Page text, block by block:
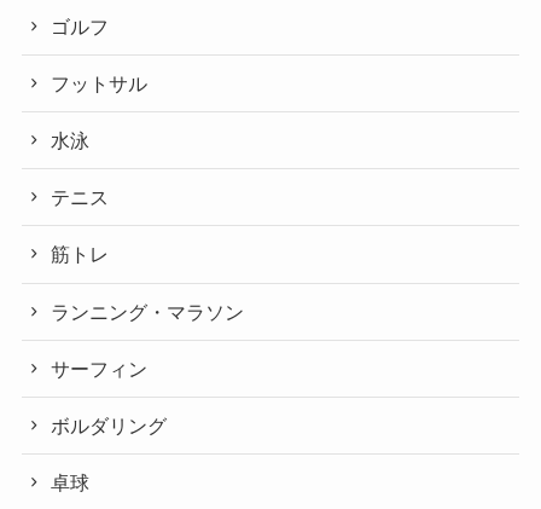
ゴルフ
フットサル
水泳
テニス
筋トレ
ランニング・マラソン
サーフィン
ボルダリング
卓球